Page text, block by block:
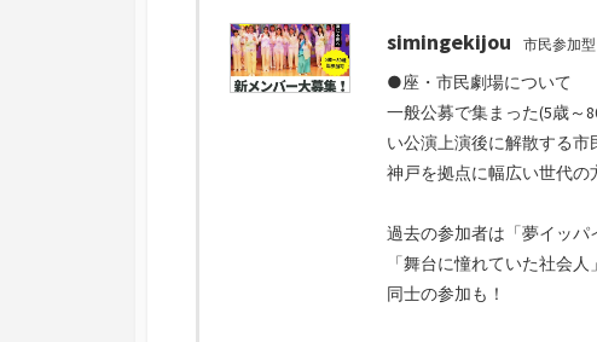
simingekijou 市民参加
●座・市民劇場について
一般公募で集まった(5歳～
い公演上演後に解散する市
神戸を拠点に幅広い世代の
過去の参加者は「夢イッパ
「舞台に憧れていた社会
同士の参加も！